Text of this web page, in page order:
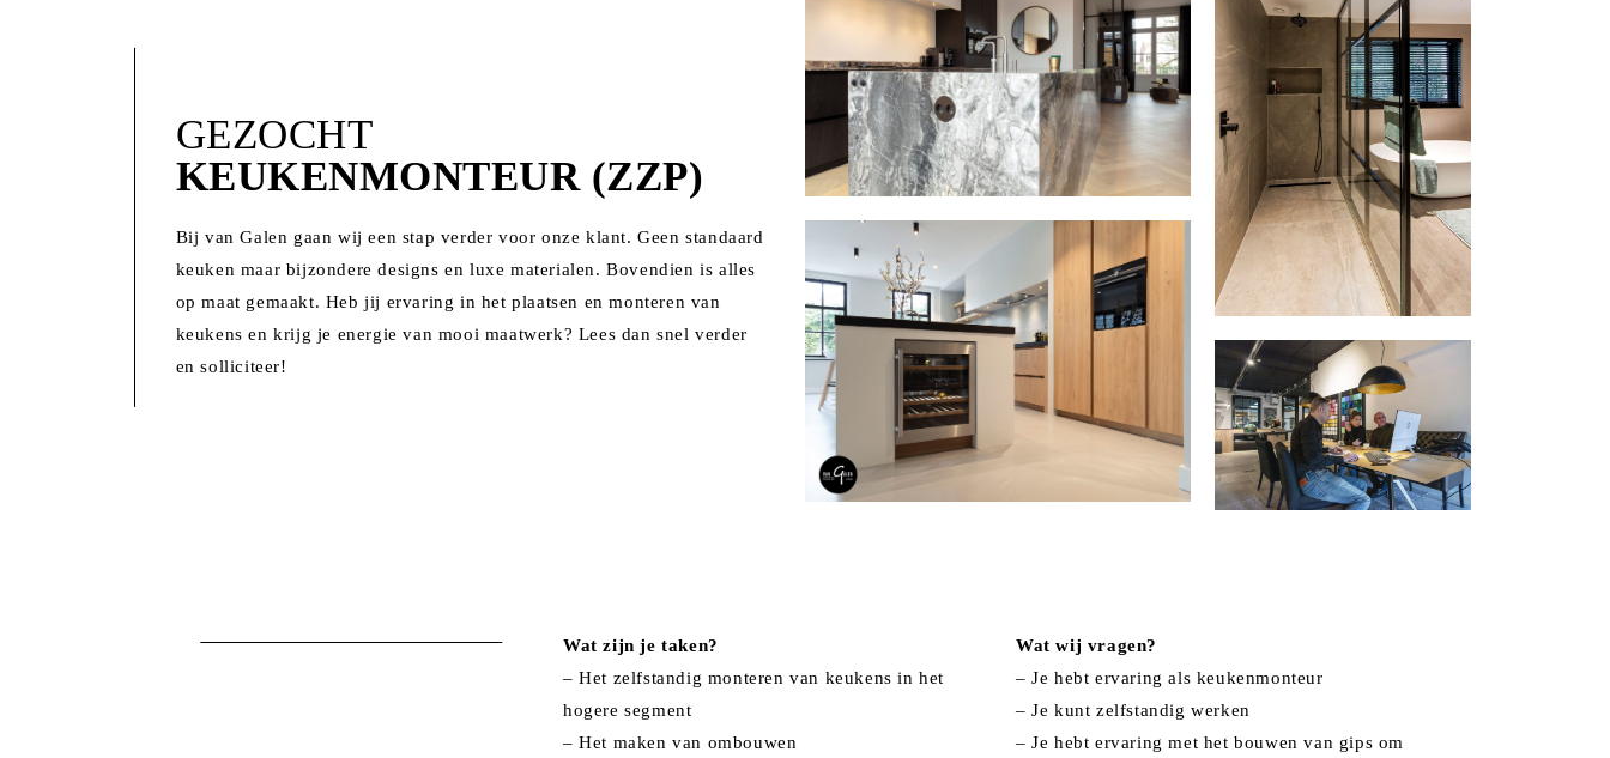
GEZOCHT
KEUKENMONTEUR (ZZP)
Bij van Galen gaan wij een stap verder voor onze klant. Geen standaard
keuken maar bijzondere designs en luxe materialen. Bovendien is alles
op maat gemaakt. Heb jij ervaring in het plaatsen en monteren van
keukens en krijg je energie van mooi maatwerk? Lees dan snel verder
en solliciteer!
Wat zijn je taken?
– Het zelfstandig monteren van keukens in het
hogere segment
– Het maken van ombouwen
Wat wij vragen?
– Je hebt ervaring als keukenmonteur
– Je kunt zelfstandig werken
– Je hebt ervaring met het bouwen van gips om